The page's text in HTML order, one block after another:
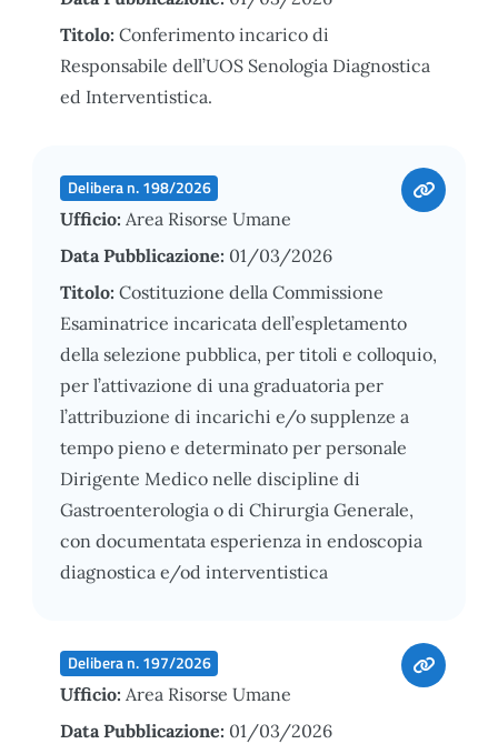
Titolo: Conferimento incarico di
Responsabile dell’UOS Senologia Diagnostica
ed Interventistica.
Delibera n. 198/2026
Ufficio: Area Risorse Umane
Data Pubblicazione: 01/03/2026
Titolo: Costituzione della Commissione
Esaminatrice incaricata dell’espletamento
della selezione pubblica, per titoli e colloquio,
per l’attivazione di una graduatoria per
l’attribuzione di incarichi e/o supplenze a
tempo pieno e determinato per personale
Dirigente Medico nelle discipline di
Gastroenterologia o di Chirurgia Generale,
con documentata esperienza in endoscopia
diagnostica e/od interventistica
Delibera n. 197/2026
Ufficio: Area Risorse Umane
Data Pubblicazione: 01/03/2026